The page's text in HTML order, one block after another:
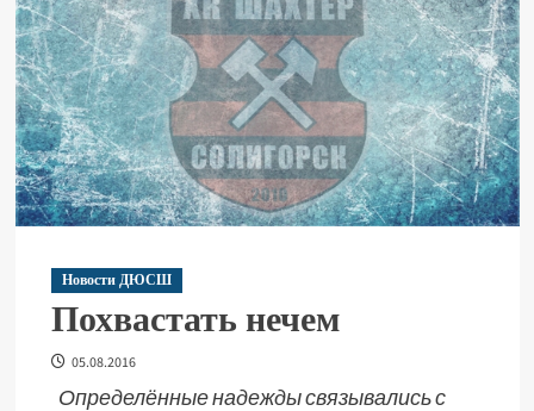
Новости ДЮСШ
Похвастать нечем
05.08.2016
Определённые надежды связывались с